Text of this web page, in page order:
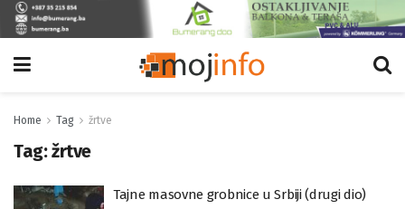
Home Tag žrtve
Tag:žrtve
Tajne masovne grobnice u Srbiji (drugi dio)